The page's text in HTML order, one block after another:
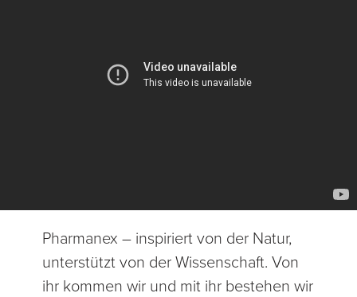
Pharmanex – inspiriert von der Natur,
unterstützt von der Wissenschaft. Von
ihr kommen wir und mit ihr bestehen wir